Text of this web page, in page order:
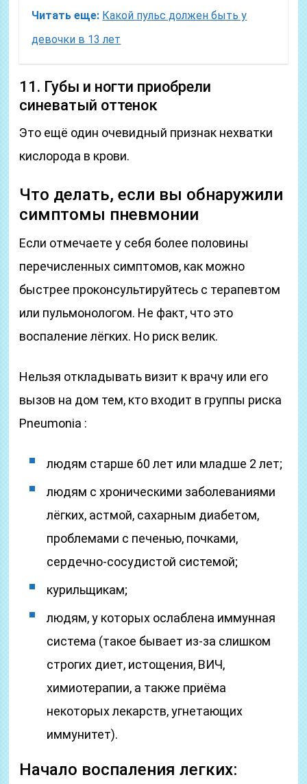
Читать еще: Какой пульс должен быть у
девочки в 13 лет
11. Губы и ногти приобрели
синеватый оттенок
Это ещё один очевидный признак нехватки
кислорода в крови.
Что делать, если вы обнаружили
симптомы пневмонии
Если отмечаете у себя более половины
перечисленных симптомов, как можно
быстрее проконсультируйтесь с терапевтом
или пульмонологом. Не факт, что это
воспаление лёгких. Но риск велик.
Нельзя откладывать визит к врачу или его
вызов на дом тем, кто входит в группы риска
Pneumonia :
людям старше 60 лет или младше 2 лет;
людям с хроническими заболеваниями
лёгких, астмой, сахарным диабетом,
проблемами с печенью, почками,
сердечно‑сосудистой системой;
курильщикам;
людям, у которых ослаблена иммунная
система (такое бывает из‑за слишком
строгих диет, истощения, ВИЧ,
химиотерапии, а также приёма
некоторых лекарств, угнетающих
иммунитет).
Начало воспаления легких: